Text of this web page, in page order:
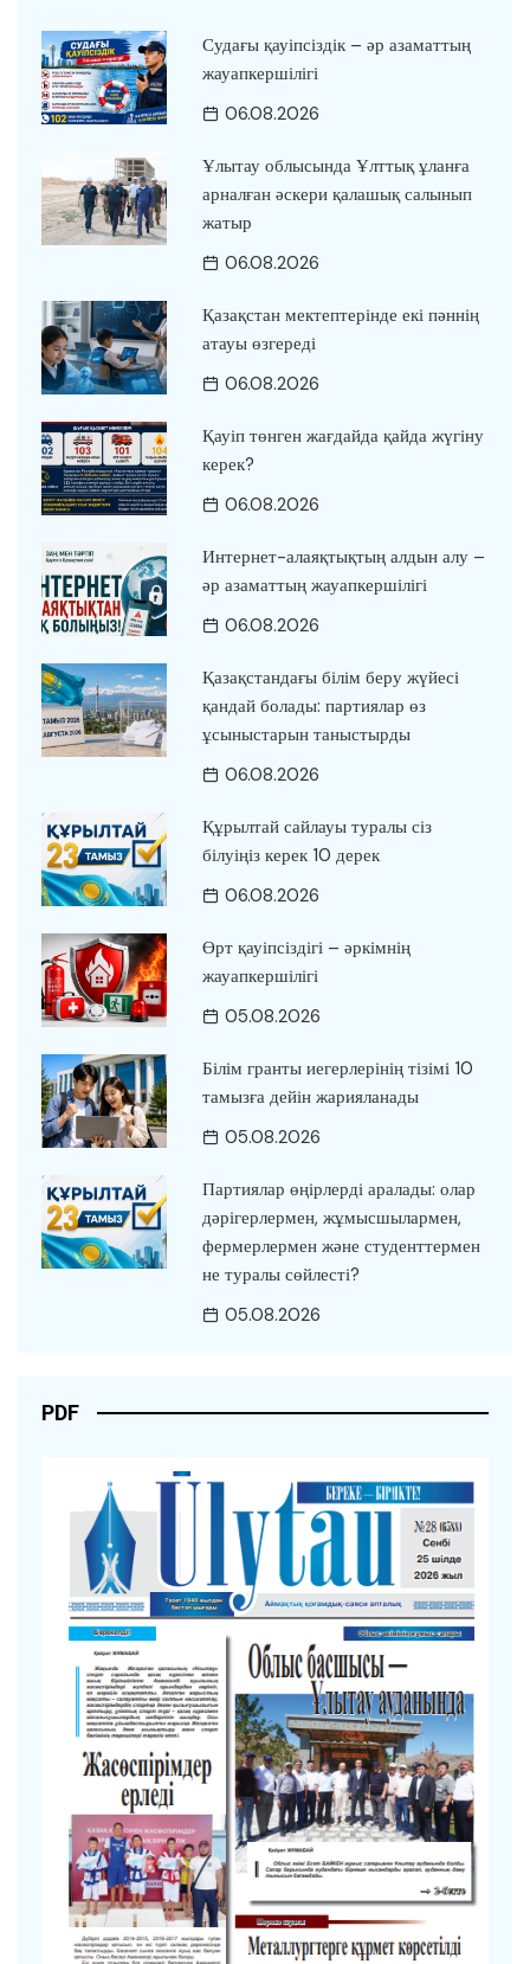
Судағы қауіпсіздік – әр азаматтың
жауапкершілігі
06.08.2026
Ұлытау облысында Ұлттық ұланға
арналған әскери қалашық салынып
жатыр
06.08.2026
Қазақстан мектептерінде екі пәннің
атауы өзгереді
06.08.2026
Қауіп төнген жағдайда қайда жүгіну
керек?
06.08.2026
Интернет-алаяқтықтың алдын алу –
әр азаматтың жауапкершілігі
06.08.2026
Қазақстандағы білім беру жүйесі
қандай болады: партиялар өз
ұсыныстарын таныстырды
06.08.2026
Құрылтай сайлауы туралы сіз
білуіңіз керек 10 дерек
06.08.2026
Өрт қауіпсіздігі – әркімнің
жауапкершілігі
05.08.2026
Білім гранты иегерлерінің тізімі 10
тамызға дейін жарияланады
05.08.2026
Партиялар өңірлерді аралады: олар
дәрігерлермен, жұмысшылармен,
фермерлермен және студенттермен
не туралы сөйлесті?
05.08.2026
PDF